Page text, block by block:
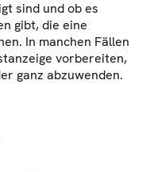
sind und ob es
gibt, die eine
In manchen Fällen
vorbereiten,
ganz abzuwenden.